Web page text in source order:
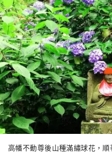
高幡不動尊後山種滿繡球花，